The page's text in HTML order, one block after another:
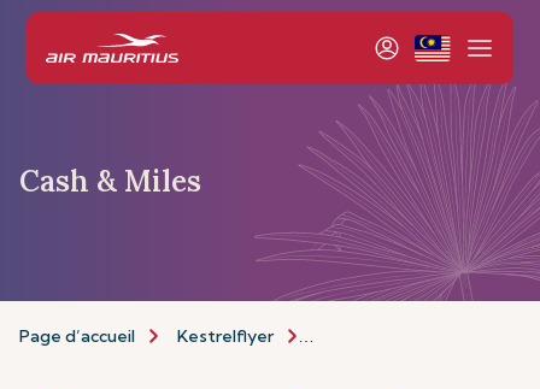
Cash & Miles
Page d’accueil Kestrelflyer